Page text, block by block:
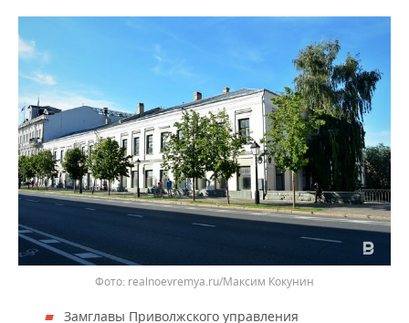
realnoevremya.ru/Максим Кокунин
Замглавы Приволжского управления